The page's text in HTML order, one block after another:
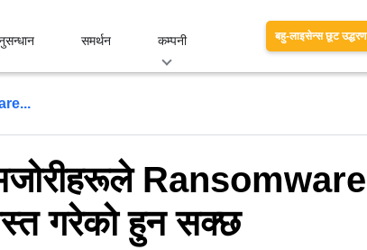
समर्थन कम्पनी बहु-लाइसेन्स छूट उद्धरण
Ransomware
गरेको हुन सक्छ